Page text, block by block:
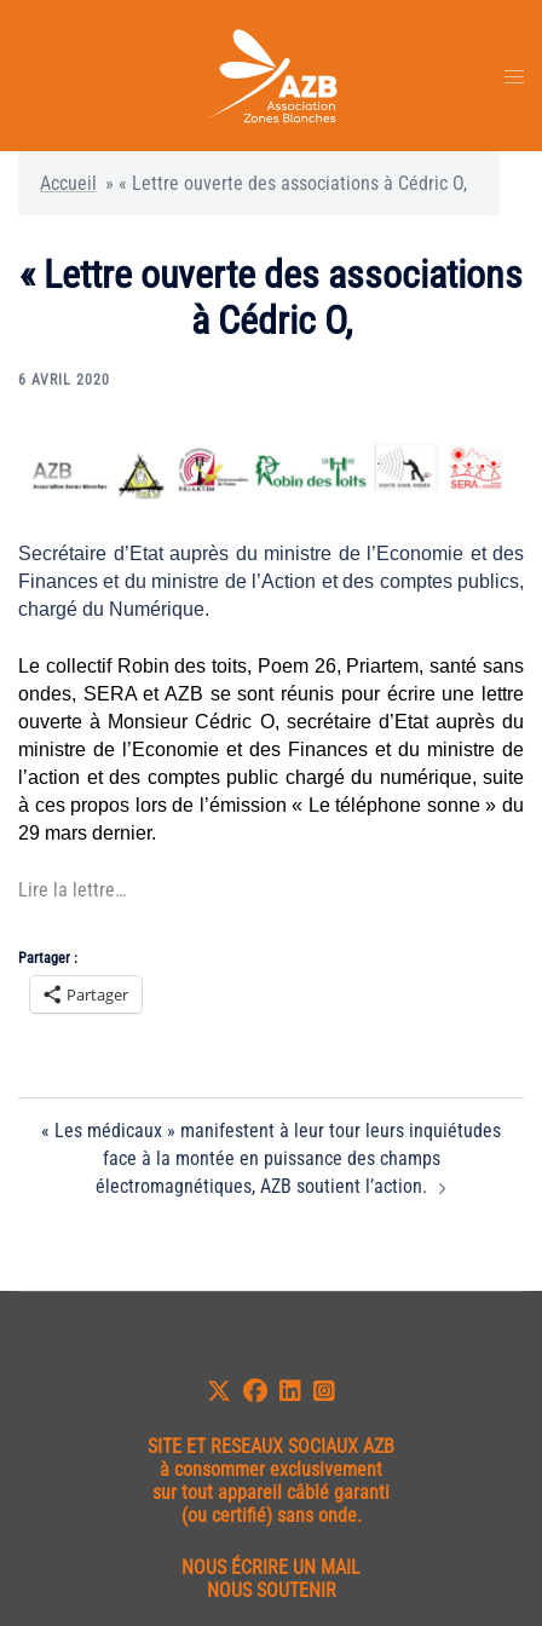
Accueil » « Lettre ouverte des associations à Cédric O,
« Lettre ouverte des associations
à Cédric O,
6 AVRIL 2020
Secrétaire d’Etat auprès du ministre de l’Economie et des
Finances et du ministre de l’Action et des comptes publics,
chargé du Numérique.
Le collectif Robin des toits, Poem 26, Priartem, santé sans
ondes, SERA et AZB se sont réunis pour écrire une lettre
ouverte à Monsieur Cédric O, secrétaire d’Etat auprès du
ministre de l’Economie et des Finances et du ministre de
l’action et des comptes public chargé du numérique, suite
à ces propos lors de l’émission « Le téléphone sonne » du
29 mars dernier.
Lire la lettre…
Partager :
Partager
d’article
« Les médicaux » manifestent à leur tour leurs inquiétudes
face à la montée en puissance des champs
électromagnétiques, AZB soutient l’action.
SITE ETRESEAUX SOCIAUX AZB
à consommer exclusivement
sur tout appareil câblé garanti
(ou certifié) sans onde.
NOUS ÉCRIRE UN MAIL
NOUS SOUTENIR